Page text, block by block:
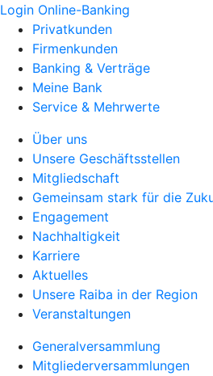
Login Online-Banking
Privatkunden
Firmenkunden
Banking & Verträge
Meine Bank
Service & Mehrwerte
Über uns
Unsere Geschäftsstellen
Mitgliedschaft
Gemeinsam stark für die
Engagement
Nachhaltigkeit
Karriere
Aktuelles
Unsere Raiba in der Region
Veranstaltungen
Generalversammlung
Mitgliederversammlungen